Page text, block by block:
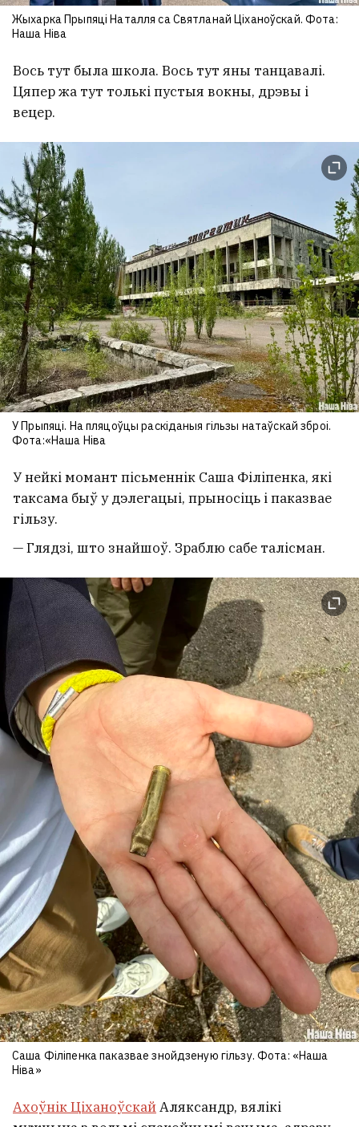
Жыхарка Прыпяці Наталля са Святланай Ціханоўскай. Фота:
Наша Ніва
Вось тут была школа. Вось тут яны танцавалі.
Цяпер жа тут толькі пустыя вокны, дрэвы і
вецер.
У Прыпяці. На пляцоўцы раскіданыя гільзы натаўскай зброі.
Фота:«Наша Ніва
У нейкі момант пісьменнік Саша Філіпенка, які
таксама быў у дэлегацыі, прыносіць і паказвае
гільзу.
— Глядзі, што знайшоў. Зраблю сабе талісман.
Саша Філіпенка паказвае знойдзеную гільзу. Фота: «Наша
Ніва»
Ахоўнік ЦіханоўскайАляксандр, вялікі